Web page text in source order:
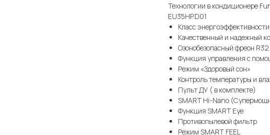
Технологии в кондиционере
EU35HP.D01
Класс
Качественный и надежный
Озонобезопасный фреон R32
Функция управления с
Режим «Здоровый сон»
Контроль температуры и
Пульт ДУ ( в комплекте)
SMART Hi-Nano
Функция SMART Eye
Противопылевой фильтр
Режим SMART FEEL